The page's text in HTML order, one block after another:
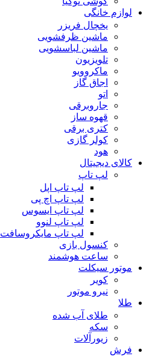
لوازم خانگی
یخچال فریزر
ماشین ظرفشویی
ماشین لباسشویی
تلویزیون
ماکروویو
اجاق گاز
اتو
جاروبرقی
قهوه ساز
کتری برقی
کولر گازی
هود
کالای دیجیتال
لپ تاپ
لپ تاپ اپل
لپ تاپ اچ پی
لپ تاپ ایسوس
لپ تاپ لنوو
لپ تاپ مایکروسافت
کنسول بازی
ساعت هوشمند
موتور سیکلت
کویر
نیرو موتور
طلا
طلای آب شده
سکه
زیورآلات
فرش